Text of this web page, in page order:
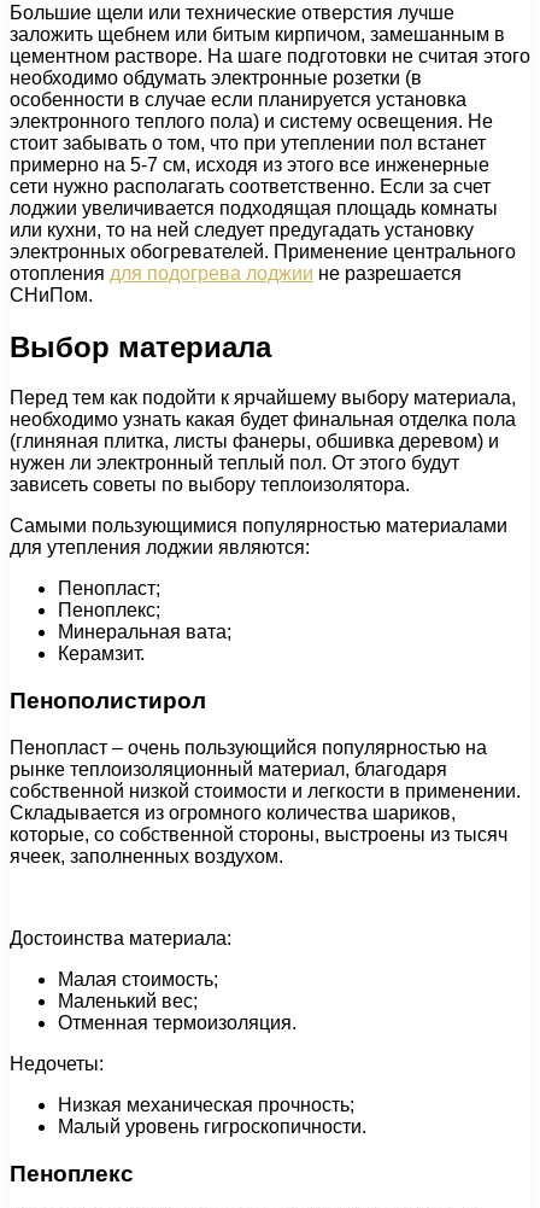
Большие щели или технические отверстия лучше
заложить щебнем или битым кирпичом, замешанным в
цементном растворе. На шаге подготовки не считая этого
необходимо обдумать электронные розетки (в
особенности в случае если планируется установка
электронного теплого пола) и систему освещения. Не
стоит забывать о том, что при утеплении пол встанет
примерно на 5-7 см, исходя из этого все инженерные
сети нужно располагать соответственно. Если за счет
лоджии увеличивается подходящая площадь комнаты
или кухни, то на ней следует предугадать установку
электронных обогревателей. Применение центрального
отопления для подогрева лоджии не разрешается
СНиПом.
Выбор материала
Перед тем как подойти к ярчайшему выбору материала,
необходимо узнать какая будет финальная отделка пола
(глиняная плитка, листы фанеры, обшивка деревом) и
нужен ли электронный теплый пол. От этого будут
зависеть советы по выбору теплоизолятора.
Самыми пользующимися популярностью материалами
для утепления лоджии являются:
Пенопласт;
Пеноплекс;
Минеральная вата;
Керамзит.
Пенополистирол
Пенопласт – очень пользующийся популярностью на
рынке теплоизоляционный материал, благодаря
собственной низкой стоимости и легкости в применении.
Складывается из огромного количества шариков,
которые, со собственной стороны, выстроены из тысяч
ячеек, заполненных воздухом.
Достоинства материала:
Малая стоимость;
Маленький вес;
Отменная термоизоляция.
Недочеты:
Низкая механическая прочность;
Малый уровень гигроскопичности.
Пеноплекс